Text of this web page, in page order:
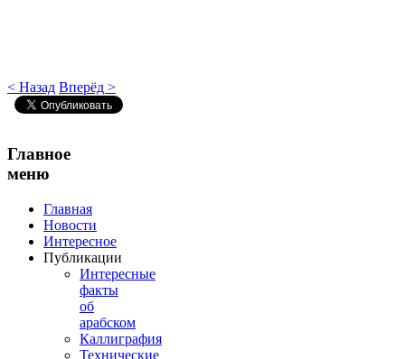
< Назад Вперёд >
Главное
меню
Главная
Новости
Интересное
Публикации
Интересные
факты
об
арабском
Каллиграфия
Технические